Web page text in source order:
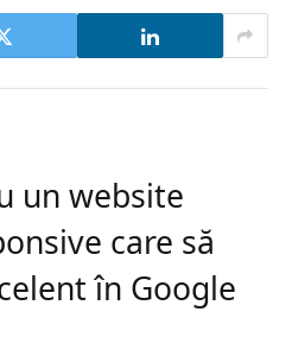
un website
care să
în Google